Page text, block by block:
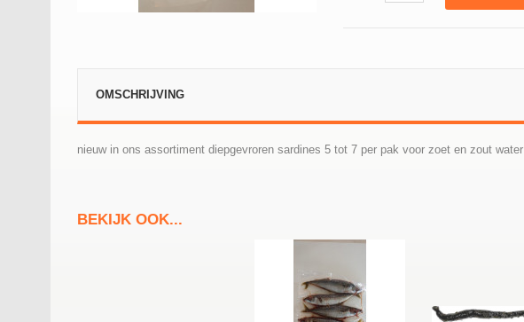
OMSCHRIJVING
nieuw in ons assortiment diepgevroren sardines 5 tot 7 per pak voor zoet en zout water
BEKIJK OOK...